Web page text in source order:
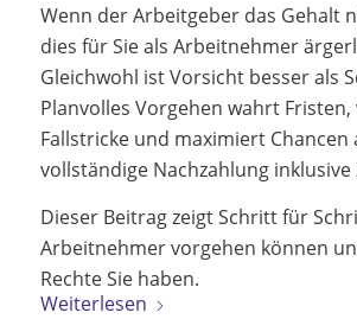
Wenn der Arbeitgeber das Gehalt
dies für Sie als Arbeitnehmer
Gleichwohl ist Vorsicht besser als
Planvolles Vorgehen wahrt
Fallstricke und maximiert Chancen
vollständige Nachzahlung inklusive
Dieser Beitrag zeigt Schritt für
Arbeitnehmer vorgehen können
Rechte Sie haben.
Weiterlesen